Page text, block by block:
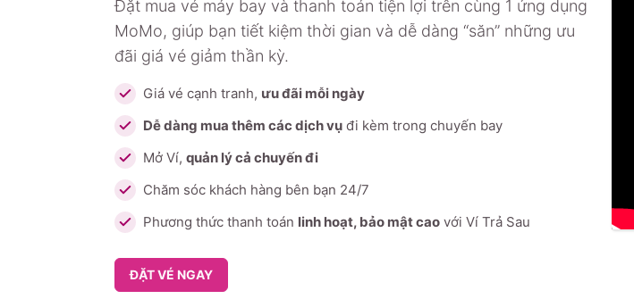
Đặt mua vé máy bay và thanh toán tiện lợi trên cùng 1 ứng dụng
MoMo, giúp bạn tiết kiệm thời gian và dễ dàng “săn” những ưu
đãi giá vé giảm thần kỳ.
Giá vé cạnh tranh, ưu đãi mỗi ngày
Dễ dàng mua thêm các dịch vụ đi kèm trong chuyến bay
Mở Ví, quản lý cả chuyến đi
Chăm sóc khách hàng bên bạn 24/7
Phương thức thanh toán linh hoạt, bảo mật cao với Ví Trả Sau
ĐẶT VÉ NGAY